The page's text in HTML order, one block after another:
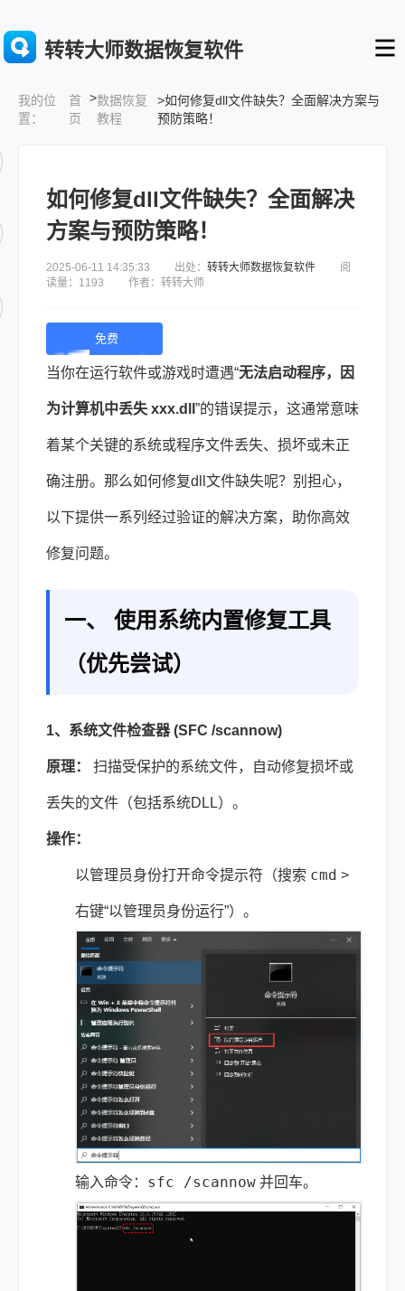
转转大师数据恢复软件
我的位
置：
首
页
>数据恢复
教程
>如何修复dll文件缺失？全面解决方案与
预防策略！
如何修复dll文件缺失？全面解决
方案与预防策略！
2025-06-11 14:35:33 出处： 转转大师数据恢复软件 阅
读量：1193 作者：转转大师
免费
下
载 |
当你在运行软件或游戏时遭遇“无法启动程序，因
为计算机中丢失 xxx.dll ”的错误提示，这通常意味
着某个关键的系统或程序文件丢失、损坏或未正
确注册。那么如何修复dll文件缺失呢？别担心，
以下提供一系列经过验证的解决方案，助你高效
修复问题。
一、 使用系统内置修复工具
（优先尝试）
1、系统文件检查器 (SFC /scannow)
原理： 扫描受保护的系统文件，自动修复损坏或
丢失的文件（包括系统DLL）。
操作：
以管理员身份打开命令提示符（搜索 cmd >
右键“以管理员身份运行”）。
输入命令： sfc /scannow 并回车。